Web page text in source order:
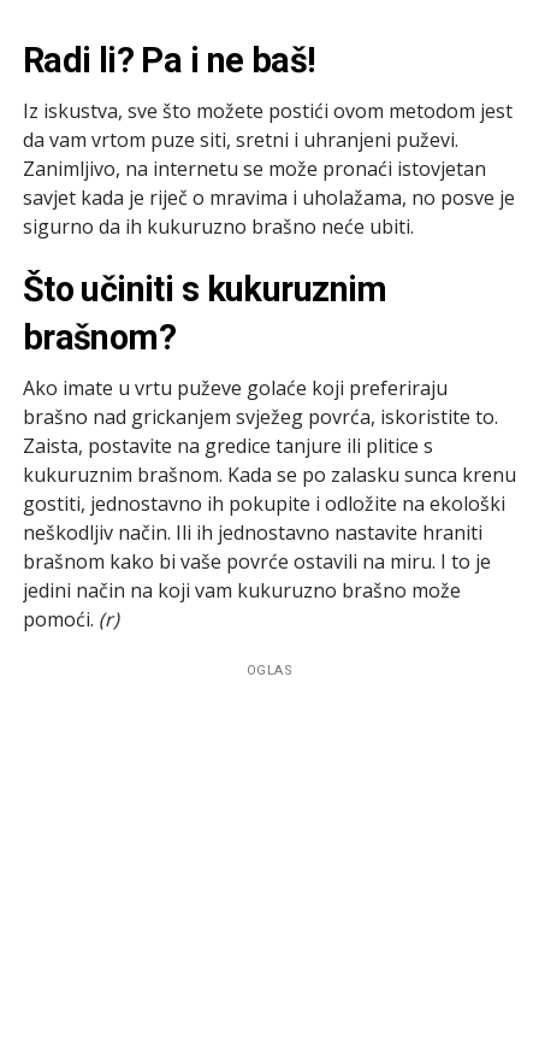
Radi li? Pa i ne baš!
Iz iskustva, sve što možete postići ovom metodom jest
da vam vrtom puze siti, sretni i uhranjeni puževi.
Zanimljivo, na internetu se može pronaći istovjetan
savjet kada je riječ o mravima i uholažama, no posve je
sigurno da ih kukuruzno brašno neće ubiti.
Što učiniti s kukuruznim
brašnom?
Ako imate u vrtu puževe golaće koji preferiraju
brašno nad grickanjem svježeg povrća, iskoristite to.
Zaista, postavite na gredice tanjure ili plitice s
kukuruznim brašnom. Kada se po zalasku sunca krenu
gostiti, jednostavno ih pokupite i odložite na ekološki
neškodljiv način. Ili ih jednostavno nastavite hraniti
brašnom kako bi vaše povrće ostavili na miru. I to je
jedini način na koji vam kukuruzno brašno može
pomoći. (r)
OGLAS